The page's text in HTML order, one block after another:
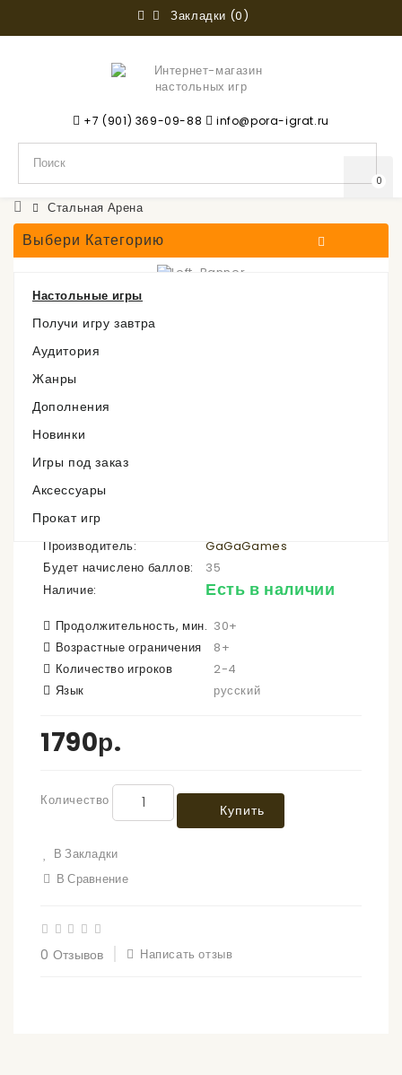
Закладки (0)
0
+7 (901) 369-09-88 info@pora-igrat.ru
Стальная Арена
Выбери Категорию
Настольные игры
Получи игру завтра
Аудитория
Жанры
Дополнения
Новинки
Игры под заказ
Аксессуары
Прокат игр
Стальная Арена
В ДУБНЕ
Стальная Арена
Производитель:
GaGaGames
Будет начислено баллов:
35
Наличие:
Есть в наличии
Продолжительность, мин. 30+
Возрастные ограничения
8+
Количество игроков
2-4
Язык
русский
1790р.
Количество
Купить
В Закладки
В Сравнение
0 Отзывов Написать отзыв